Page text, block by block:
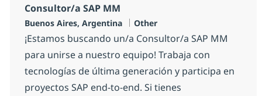
Consultor/a SAP MM
Standort
Buenos Aires, Argentina Kategorie
Other
¡Estamos buscando un/a Consultor/a SAP MM
para unirse a nuestro equipo! Trabaja con
tecnologías de última generación y participa en
proyectos SAP end-to-end. Si tienes